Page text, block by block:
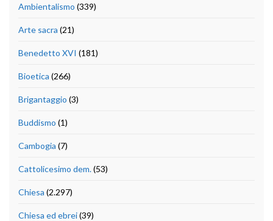
Ambientalismo (339)
Arte sacra (21)
Benedetto XVI (181)
Bioetica (266)
Brigantaggio (3)
Buddismo (1)
Cambogia (7)
Cattolicesimo dem.(53)
Chiesa (2.297)
Chiesa ed ebrei(39)